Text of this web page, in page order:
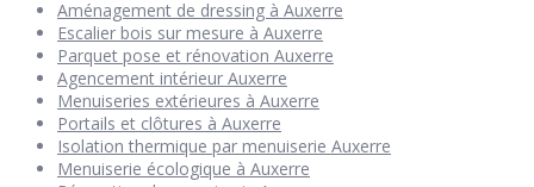
Aménagement de dressing à Auxerre
Escalier bois sur mesure à Auxerre
Parquet pose et rénovation Auxerre
Agencement intérieur Auxerre
Menuiseries extérieures à Auxerre
Portails et clôtures à Auxerre
Isolation thermique par menuiserie Auxerre
Menuiserie écologique à Auxerre